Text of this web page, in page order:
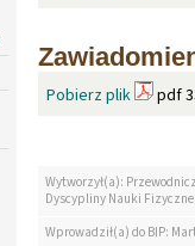
Pobierz plik pdf
Wytworzył(a):
Dyscypliny Nauki Fizyczne
Wprowadził(a) do BIP: